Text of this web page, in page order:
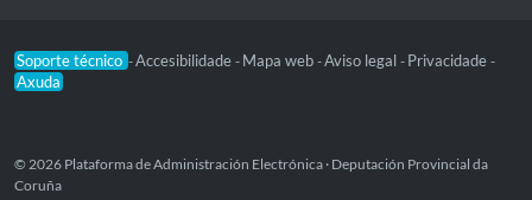
Soporte técnico -Accesibilidade - Mapa web -Aviso legal - Privacidade -
Axuda
© 2026 Plataforma de Administración Electrónica · Deputación Provincial da
Coruña